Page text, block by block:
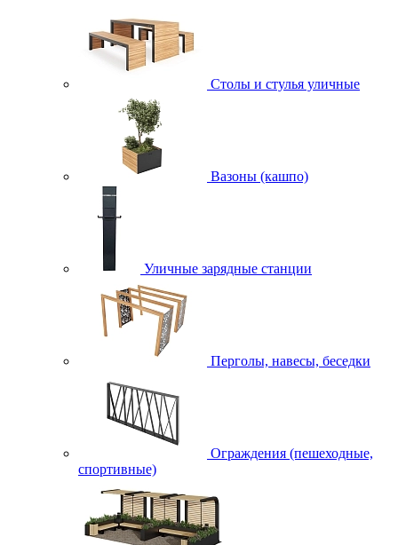
Столы и стулья уличные
Вазоны (кашпо)
Уличные зарядные станции
Перголы, навесы, беседки
Ограждения (пешеходные,
спортивные)